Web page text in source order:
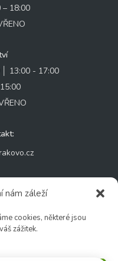
nám záleží
cookies, některé jsou
zážitek.
– 18:00
13:00 - 17:00